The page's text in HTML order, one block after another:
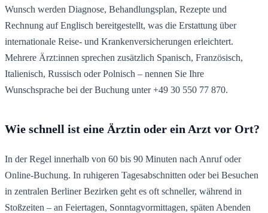
Wunsch werden Diagnose, Behandlungsplan, Rezepte und
Rechnung auf Englisch bereitgestellt, was die Erstattung über
internationale Reise- und Krankenversicherungen erleichtert.
Mehrere Ärzt:innen sprechen zusätzlich Spanisch, Französisch,
Italienisch, Russisch oder Polnisch – nennen Sie Ihre
Wunschsprache bei der Buchung unter +49 30 550 77 870.
Wie schnell ist eine Ärztin oder ein Arzt vor Ort?
In der Regel innerhalb von 60 bis 90 Minuten nach Anruf oder
Online-Buchung. In ruhigeren Tagesabschnitten oder bei Besuchen
in zentralen Berliner Bezirken geht es oft schneller, während in
Stoßzeiten – an Feiertagen, Sonntagvormittagen, späten Abenden